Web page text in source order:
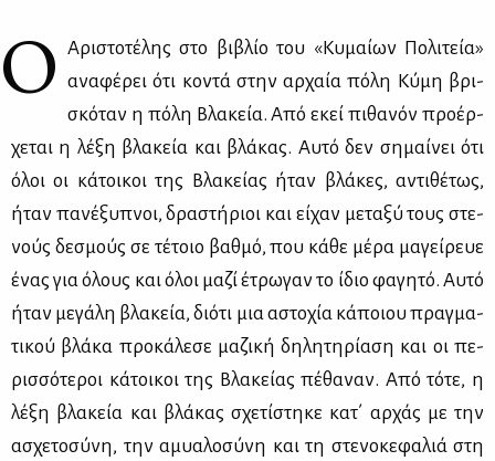
O Αρι­στο­τέ­λης στο βι­βλίο του «Κυ­μαί­ων Πο­λι­τεία»
ανα­φέ­ρει ότι κο­ντά στην αρ­χαία πό­λη Κύ­μη βρι­
σκό­ταν η πό­λη Βλα­κεία. Από εκεί πι­θα­νόν προ­έρ­
χε­ται η λέ­ξη βλα­κεία και βλά­κας. Αυ­τό δεν ση­μαί­νει ότι
όλοι οι κά­τοι­κοι της Βλα­κεί­ας ήταν βλά­κες, αντι­θέ­τως,
ήταν πα­νέ­ξυ­πνοι, δρα­στή­ριοι και εί­χαν με­τα­ξύ τους στε­
νούς δε­σμούς σε τέ­τοιο βαθ­μό, που κά­θε μέ­ρα μα­γεί­ρευε
ένας για όλους και όλοι μα­ζί έτρω­γαν το ίδιο φα­γη­τό. Αυ­τό
ήταν με­γά­λη βλα­κεία, διό­τι μια αστο­χία κά­ποιου πραγ­μα­
τι­κού βλά­κα προ­κά­λε­σε μα­ζι­κή δη­λη­τη­ρί­α­ση και οι πε­
ρισ­σό­τε­ροι κά­τοι­κοι της Βλα­κεί­ας πέ­θα­ναν. Από τό­τε, η
λέ­ξη βλα­κεία και βλά­κας σχε­τί­στη­κε κατ΄ αρ­χάς με την
ασχε­το­σύ­νη, την αμυα­λο­σύ­νη και τη στε­νο­κε­φα­λιά στη